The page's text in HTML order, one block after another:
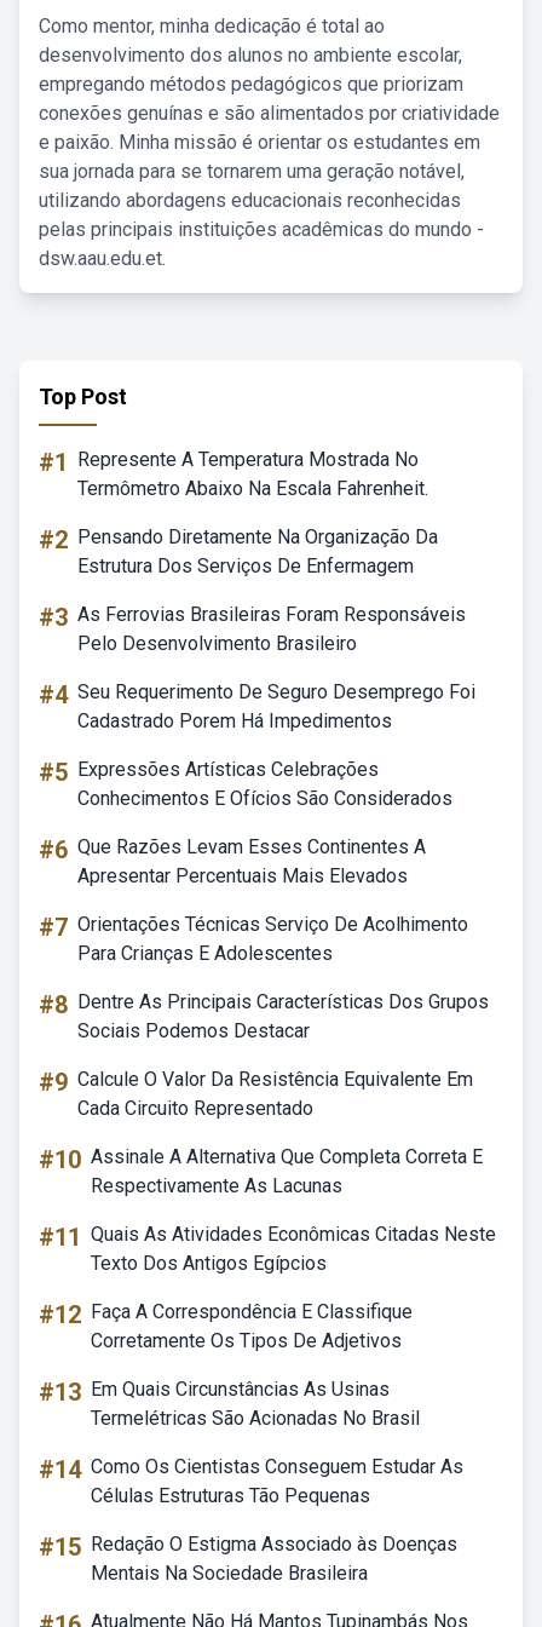
Como mentor, minha dedicação é total ao
desenvolvimento dos alunos no ambiente escolar,
empregando métodos pedagógicos que priorizam
conexões genuínas e são alimentados por criatividade
e paixão. Minha missão é orientar os estudantes em
sua jornada para se tornarem uma geração notável,
utilizando abordagens educacionais reconhecidas
pelas principais instituições acadêmicas do mundo -
dsw.aau.edu.et.
Top Post
#1
Represente A Temperatura Mostrada No
Termômetro Abaixo Na Escala Fahrenheit.
#2 Pensando Diretamente Na Organização Da
Estrutura Dos Serviços De Enfermagem
#3 As Ferrovias Brasileiras Foram Responsáveis
Pelo Desenvolvimento Brasileiro
#4 Seu Requerimento De Seguro Desemprego Foi
Cadastrado Porem Há Impedimentos
#5 Expressões Artísticas Celebrações
Conhecimentos E Ofícios São Considerados
#6 Que Razões Levam Esses Continentes A
Apresentar Percentuais Mais Elevados
#7 Orientações Técnicas Serviço De Acolhimento
Para Crianças E Adolescentes
#8 Dentre As Principais Características Dos Grupos
Sociais Podemos Destacar
#9 Calcule O Valor Da Resistência Equivalente Em
Cada Circuito Representado
#10 Assinale A Alternativa Que Completa Correta E
Respectivamente As Lacunas
#11 Quais As Atividades Econômicas Citadas Neste
Texto Dos Antigos Egípcios
#12 Faça A Correspondência E Classifique
Corretamente Os Tipos De Adjetivos
#13 Em Quais Circunstâncias As Usinas
Termelétricas São Acionadas No Brasil
#14 Como Os Cientistas Conseguem Estudar As
Células Estruturas Tão Pequenas
#15 Redação O Estigma Associado às Doenças
Mentais Na Sociedade Brasileira
Atualmente Não Há Mantos Tupinambás Nos